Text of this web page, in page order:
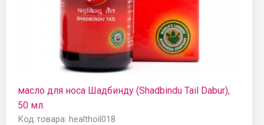
масло для носа Шадбинду (Shadbindu Tail Dabur),
50 мл.
Код товара: healthoil018